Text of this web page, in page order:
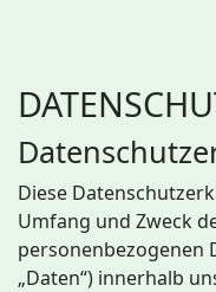
Diese
Umfang und Zweck
personenbezogenen
„Daten“) innerhalb